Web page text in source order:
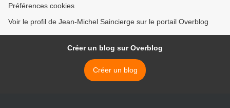
Préférences cookies
Voir le profil de Jean-Michel Saincierge sur le portail Overblog
Créer un blog sur Overblog
Créer un blog